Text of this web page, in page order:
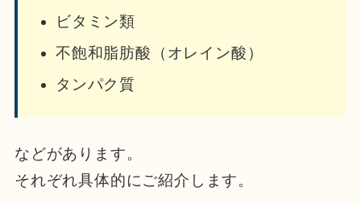
ビタミン類
不飽和脂肪酸（オレイン酸）
タンパク質
などがあります。
それぞれ具体的にご紹介します。